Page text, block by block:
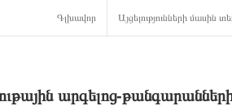
Գլխավոր Այցելությունների մասին
արգելոց-